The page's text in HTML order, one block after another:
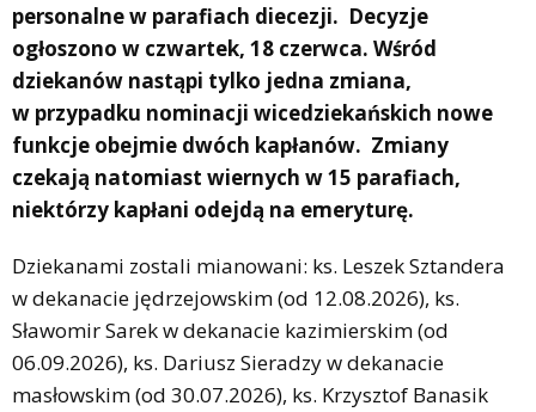
personalne w parafiach diecezji. Decyzje
ogłoszono w czwartek, 18 czerwca. Wśród
dziekanów nastąpi tylko jedna zmiana,
w przypadku nominacji wicedziekańskich nowe
funkcje obejmie dwóch kapłanów. Zmiany
czekają natomiast wiernych w 15 parafiach,
niektórzy kapłani odejdą na emeryturę.
Dziekanami zostali mianowani: ks. Leszek Sztandera
w dekanacie jędrzejowskim (od 12.08.2026), ks.
Sławomir Sarek w dekanacie kazimierskim (od
06.09.2026), ks. Dariusz Sieradzy w dekanacie
masłowskim (od 30.07.2026), ks. Krzysztof Banasik